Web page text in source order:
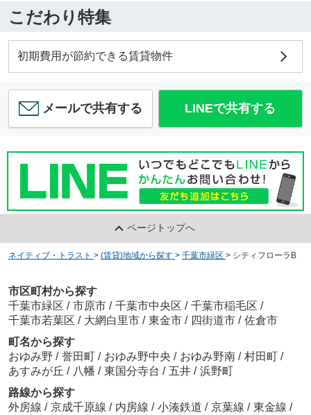
こだわり特集
初期費用が節約できる賃貸物件
メールで共有する LINEで共有する
ページトップへ
ネイティブ・トラスト > (賃貸)地域から探す > 千葉市緑区 > シティフローラB
市区町村から探す
千葉市緑区 / 市原市 / 千葉市中央区 / 千葉市稲毛区 /
千葉市若葉区 / 大網白里市 / 東金市 / 四街道市 / 佐倉市
町名から探す
おゆみ野 / 誉田町 / おゆみ野中央 / おゆみ野南 / 村田町 /
あすみが丘 / 八幡 / 東国分寺台 / 五井 / 浜野町
路線から探す
外房線 / 京成千原線 / 内房線 / 小湊鉄道 / 京葉線 / 東金線 /